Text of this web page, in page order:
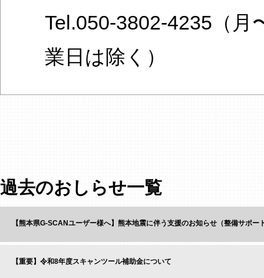
Tel.050-3802-4235（月
業日は除く）
過去のおしらせ一覧
【熊本県G-SCANユーザー様へ】熊本地震に伴う支援のお知らせ（整備サポー
【重要】令和8年度スキャンツール補助金について